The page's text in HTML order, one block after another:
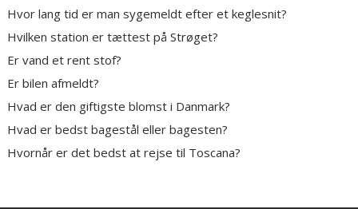
Hvor lang tid er man sygemeldt efter et keglesnit?
Hvilken station er tættest på Strøget?
Er vand et rent stof?
Er bilen afmeldt?
Hvad er den giftigste blomst i Danmark?
Hvad er bedst bagestål eller bagesten?
Hvornår er det bedst at rejse til Toscana?